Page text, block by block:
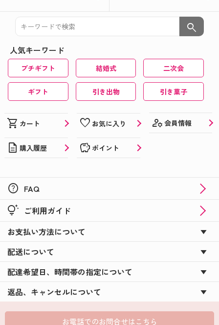
つくろう★☆★☆
☆
おうちで楽しめる夏イベントにひと工夫♪
夏でも楽しめる！喜ばれる！オリジナルギフト特集
★☆
父の日ギフトにぴったり！オリジナルのお酒やお菓
おうち時間はオリジナルのお菓子で楽しもう♪
サンダー＆コアラのマーチ！
☆★新商品のバレンタインギフトも登場★☆オリジ
ンの力♪
★☆コアラのマーチDECO☆★が新登場！！！
お米のプチギフト☆★米デコギフト★☆を新米でお
search
人気キーワード
プチギフト 結婚式 二次会
ギフト 引き出物 引き菓子
shopping_cart カート favorite お気に入り manage_accounts 会員情報
description 購入履歴 savings ポイント
help FAQ
tips_and_updates ご利用ガイド
お支払い方法について
配送について
配達希望日、時間帯の指定について
返品、キャンセルについて
お電話でのお問合せはこちら